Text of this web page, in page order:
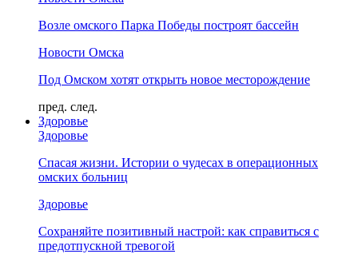
Возле омского Парка Победы построят бассейн
Новости Омска
Под Омском хотят открыть новое месторождение
пред. след.
Здоровье
Здоровье
Спасая жизни. Истории о чудесах в операционных
омских больниц
Здоровье
Сохраняйте позитивный настрой: как справиться с
предотпускной тревогой